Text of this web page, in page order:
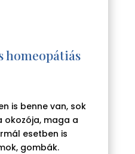
homeopátiás
is benne van, sok
okozója, maga a
esetben is
gombák.